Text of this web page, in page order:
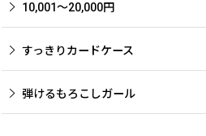
10,001〜20,000円
すっきりカードケース
弾けるもろこしガール